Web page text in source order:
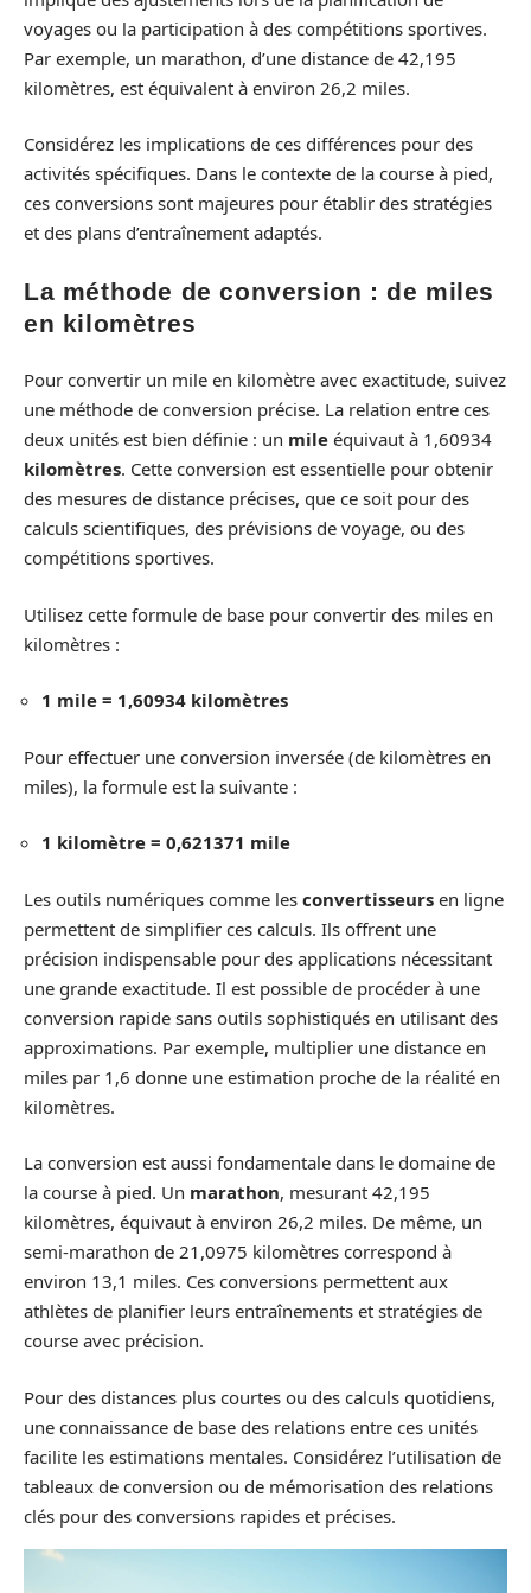
voyages ou la participation à des compétitions sportives.
Par exemple, un marathon, d’une distance de 42,195
kilomètres, est équivalent à environ 26,2 miles.
Considérez les implications de ces différences pour des
activités spécifiques. Dans le contexte de la course à pied,
ces conversions sont majeures pour établir des stratégies
et des plans d’entraînement adaptés.
La méthode de conversion : de miles
en kilomètres
Pour convertir un mile en kilomètre avec exactitude, suivez
une méthode de conversion précise. La relation entre ces
deux unités est bien définie : un mile équivaut à 1,60934
kilomètres. Cette conversion est essentielle pour obtenir
des mesures de distance précises, que ce soit pour des
calculs scientifiques, des prévisions de voyage, ou des
compétitions sportives.
Utilisez cette formule de base pour convertir des miles en
kilomètres :
1 mile = 1,60934 kilomètres
Pour effectuer une conversion inversée (de kilomètres en
miles), la formule est la suivante :
1 kilomètre = 0,621371 mile
Les outils numériques comme les convertisseurs en ligne
permettent de simplifier ces calculs. Ils offrent une
précision indispensable pour des applications nécessitant
une grande exactitude. Il est possible de procéder à une
conversion rapide sans outils sophistiqués en utilisant des
approximations. Par exemple, multiplier une distance en
miles par 1,6 donne une estimation proche de la réalité en
kilomètres.
La conversion est aussi fondamentale dans le domaine de
la course à pied. Un marathon, mesurant 42,195
kilomètres, équivaut à environ 26,2 miles. De même, un
semi-marathon de 21,0975 kilomètres correspond à
environ 13,1 miles. Ces conversions permettent aux
athlètes de planifier leurs entraînements et stratégies de
course avec précision.
Pour des distances plus courtes ou des calculs quotidiens,
une connaissance de base des relations entre ces unités
facilite les estimations mentales. Considérez l’utilisation de
tableaux de conversion ou de mémorisation des relations
clés pour des conversions rapides et précises.